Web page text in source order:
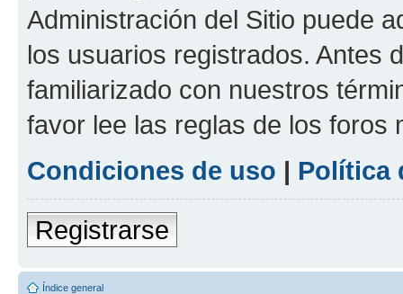
Administración del Sitio puede
los usuarios registrados. Antes
familiarizado con nuestros
favor lee las reglas de los foros
Condiciones de uso | Política
Registrarse
Índice general